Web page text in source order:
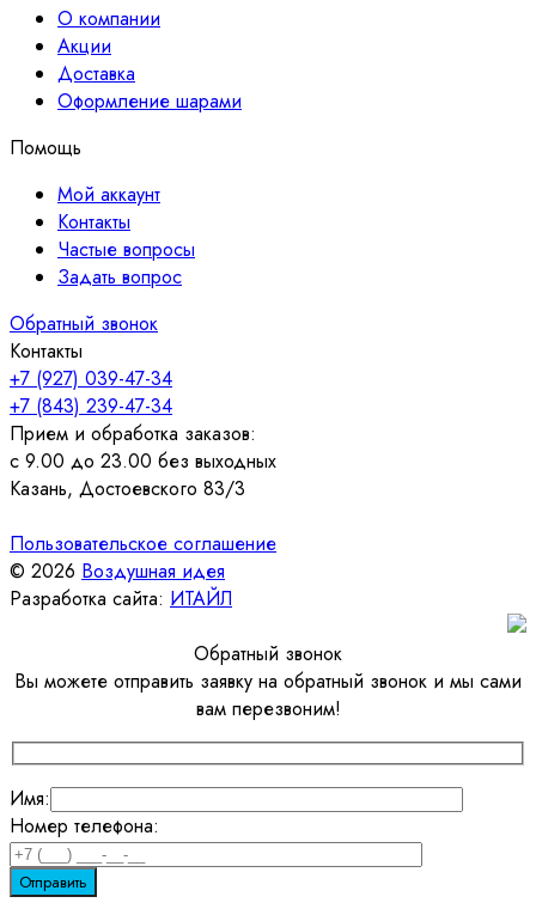
О компании
Акции
Доставка
Оформление шарами
Помощь
Мой аккаунт
Контакты
Частые вопросы
Задать вопрос
Обратный звонок
Контакты
+7 (927) 039-47-34
+7 (843) 239-47-34
Прием и обработка заказов:
с 9.00 до 23.00 без выходных
Казань, Достоевского 83/3
Пользовательское соглашение
© 2026 Воздушная идея
Разработка сайта: ИТАЙЛ
Обратный звонок
Вы можете отправить заявку на обратный звонок и мы сами
вам перезвоним!
Имя:
Номер телефона: